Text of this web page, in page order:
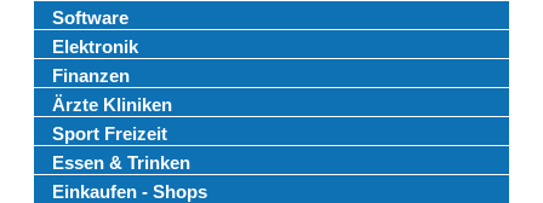
Software
Elektronik
Finanzen
Ärzte Kliniken
Sport Freizeit
Essen & Trinken
Einkaufen - Shops